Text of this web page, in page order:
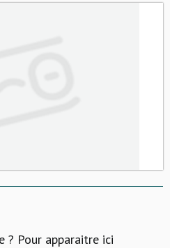
? Pour apparaitre ici